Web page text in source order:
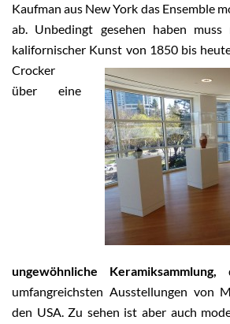
Kaufman aus New York das Ensemble
ab. Unbedingt gesehen haben muss
kalifornischer Kunst von 1850 bis
Crocker
über eine
ungewöhnliche Keramiksammlung,
umfangreichsten Ausstellungen von
den USA. Zu sehen ist aber auch